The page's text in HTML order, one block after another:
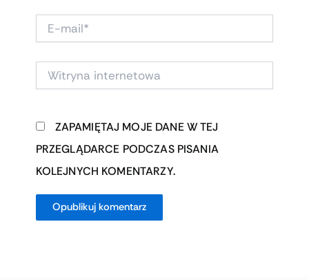
MAIL*
WITRYNA
INTERNETOWA
ZAPAMIĘTAJ MOJE DANE W TEJ
PRZEGLĄDARCE PODCZAS PISANIA
KOLEJNYCH KOMENTARZY.